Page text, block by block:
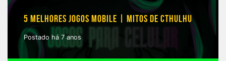
5 MELHORES JOGOS MOBILE | MITOS DE CTHULHU
Postado há 7 anos